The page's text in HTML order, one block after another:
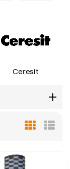
Ceresit